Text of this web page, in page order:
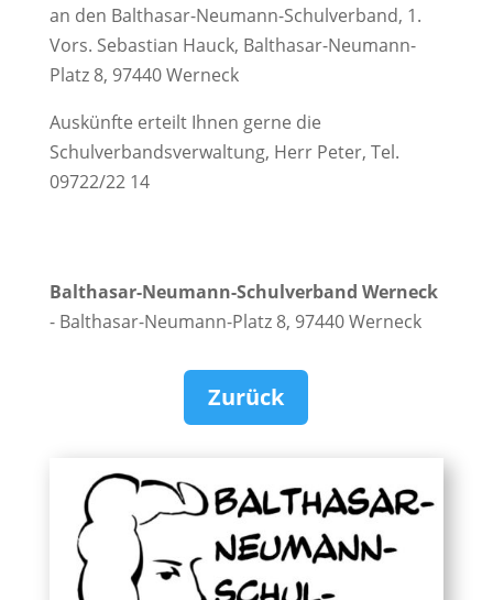
an den Balthasar-Neumann-Schulverband, 1.
Vors. Sebastian Hauck, Balthasar-Neumann-
Platz 8, 97440 Werneck
Auskünfte erteilt Ihnen gerne die
Schulverbandsverwaltung, Herr Peter, Tel.
09722/22 14
Balthasar-Neumann-Schulverband Werneck
- Balthasar-Neumann-Platz 8, 97440 Werneck
Zurück